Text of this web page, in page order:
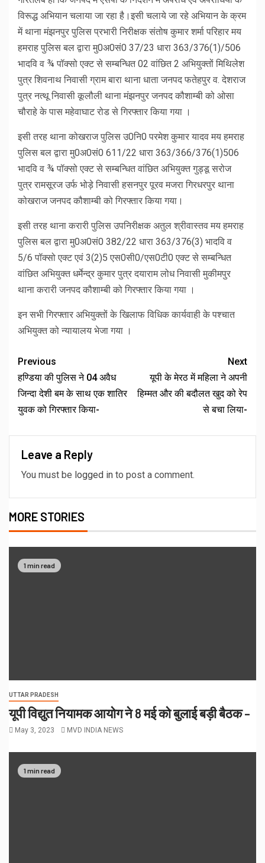
विरूद्ध अभियान चलाया जा रहा है।इसी चलाये जा रहे अभियान के क्रम
में थाना मंझनपुर पुलिस प्रभारी निरीक्षक संतोष कुमार शर्मा परिहार मय
हमराह पुलिस बल द्वारा मु0अ0सं0 37/23 धारा 363/376(1)/506
भादवि व ¾ पॉक्सो एक्ट से सम्बन्धित 02 वांछित 2 अभियुक्तों मिथिलेश
पुत्र शिवनाथ निवासी ग्राम बारा थाना धाता जनपद फतेहपुर व. देशराज
पुत्र नत्थू निवासी कूलौली थाना मंझनपुर जनपद कौशाम्बी को ओसा
चौराहे के पास महेवाघाट रोड से गिरफ्तार किया गया ।
इसी तरह थाना कोखराज पुलिस उ0नि0 परमेश कुमार यादव मय हमराह
पुलिस बल द्वारा मु0अ0सं0 611/22 धारा 363/366/376(1)506
भादवि व ¾ पॉक्सो एक्ट से सम्बन्धित वांछित अभियुक्त गुड्डू सरोज
पुत्र रामसूरज उर्फ भोड़े निवासी हसनपुर पूरव मजरा गिरधरपुर थाना
कोखराज जनपद कौशाम्बी को गिरफ्तार किया गया।
इसी तरह थाना करारी पुलिस उपनिरीक्षक अतुल श्रीवास्तव मय हमराह
पुलिस बल द्वारा मु0अ0सं0 382/22 धारा 363/376(3) भादवि व
5/6 पॉक्सो एक्ट एवं 3(2)5 एस0सी0/एस0टी0 एक्ट से सम्बन्धित
वांछित अभियुक्त धर्मेन्द्र कुमार पुत्र दयाराम लोध निवासी मुकीमपुर
थाना करारी जनपद कौशाम्बी को गिरफ्तार किया गया ।
इन सभी गिरफ्तार अभियुक्तों के खिलाफ विधिक कार्यवाही के पश्चात
अभियुक्त को न्यायालय भेजा गया ।
Previous
हण्डिया की पुलिस ने 04 अवैध
जिन्दा देशी बम के साथ एक शातिर
युवक को गिरफ्तार किया-
Next
यूपी के मेरठ में महिला ने अपनी
हिम्मत और की बदौलत खुद को रेप
से बचा लिया-
Leave a Reply
You must be logged in to post a comment.
MORE STORIES
1 min read
UTTAR PRADESH
यूपी विद्युत नियामक आयोग ने 8 मई को बुलाई बड़ी बैठक –
May 3, 2023 MVD INDIA NEWS
1 min read